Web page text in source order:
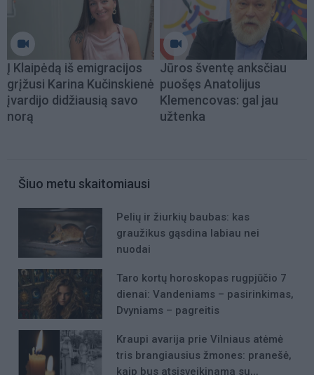
Į Klaipėdą iš emigracijos
grįžusi Karina Kučinskienė
įvardijo didžiausią savo
norą
Jūros šventę anksčiau
puošęs Anatolijus
Klemencovas: gal jau
užtenka
Šiuo metu skaitomiausi
Pelių ir žiurkių baubas: kas
graužikus gąsdina labiau nei
nuodai
Taro kortų horoskopas rugpjūčio 7
dienai: Vandeniams – pasirinkimas,
Dvyniams – pagreitis
Kraupi avarija prie Vilniaus atėmė
tris brangiausius žmones: pranešė,
kaip bus atsisveikinama su